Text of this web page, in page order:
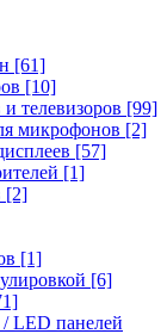
[61]
[10]
телевизоров [99]
микрофонов [2]
[57]
[1]
[2]
[1]
[6]
LED панелей